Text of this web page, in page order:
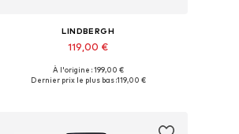
LINDBERGH
119,00 €
Tailles disponibles: 48, 50, 52, 56
À l'origine : 199,00 €
Dernier prix le plus bas :119,00 €